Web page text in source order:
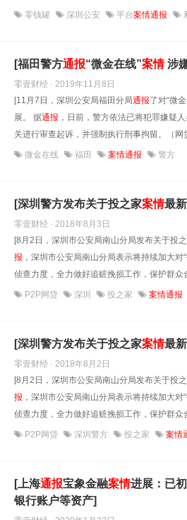
零钱罐 深圳公安 平台案情通报
[福田警方通报“微金在线”案情涉
零壹财经 · 2019年11月8日
[11月7日，深圳公安局福田分局通报了对“微
展。 据通报 ，日前，警方依法已将犯罪嫌疑
关进行审查起诉，并强制执行刑事拘留。（网
微金在线 福田 案情通报 警方
[深圳警方发布关于投之家案情最新
零壹财经 · 2018年8月3日
[8月2日，深圳市公安局南山分局发布关于投
报 ，深圳市公安局南山分局表示将持续加大对
侦查力度，全力做好追赃挽损工作，保护群众
P2P网贷 深圳 投之家 案情通报
[深圳警方发布关于投之家案情最新
零壹财经 · 2018年8月2日
[8月2日，深圳市公安局南山分局发布关于投
报 ，深圳市公安局南山分局表示将持续加大对
侦查力度，全力做好追赃挽损工作，保护群众
P2P网贷 深圳警方 投之家 案情
[上海通报宝象金融案情进展：已
银行账户等资产]